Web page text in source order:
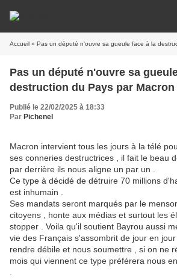
Accueil » Pas un député n'ouvre sa gueule face à la
Pas un député n'ouvre sa
destruction du Pays par Macron
Publié le 22/02/2025 à 18:33
Par Pichenel
Macron intervient tous les jours à la télé
ses conneries destructrices , il fait le beau
par derrière ils nous aligne un par un .
Ce type à décidé de détruire 70 millions
est inhumain .
Ses mandats seront marqués par le
citoyens , honte aux médias et surtout les
stopper . Voila qu'il soutient Bayrou aussi
vie des Français s'assombrit de jour en
rendre débile et nous soumettre , si on ne
mois qui viennent ce type préférera nous